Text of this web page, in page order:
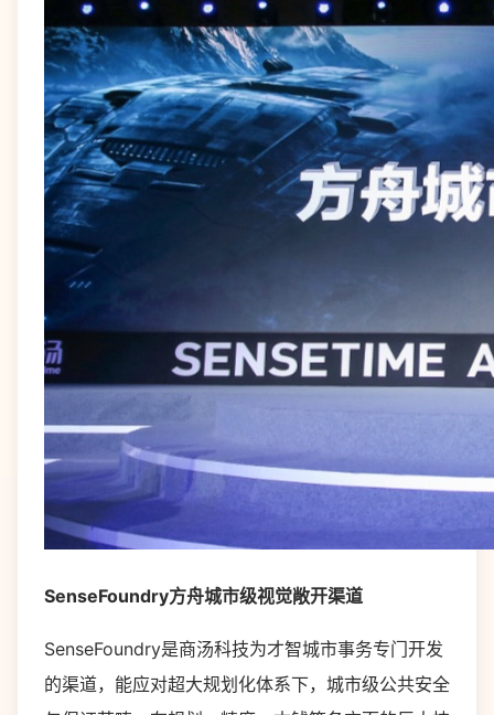
SenseFoundry方舟城市级视觉敞开渠道
SenseFoundry是商汤科技为才智城市事务专门开发
的渠道，能应对超大规划化体系下，城市级公共安全